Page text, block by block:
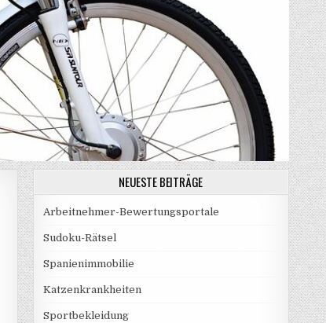
NEUESTE BEITRÄGE
Arbeitnehmer-Bewertungsportale
Sudoku-Rätsel
Spanienimmobilie
Katzenkrankheiten
Sportbekleidung